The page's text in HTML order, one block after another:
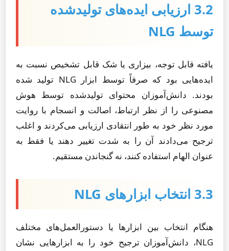
3.2 ارزیابی ایده‌های تولیدشده
توسط NLG
یافته قابل توجه، بیزاری یا شک قابل تشخیص نسبت به
ایده‌هایی بود که صرفاً توسط ابزار NLG تولید شده
بودند. دانش‌آموزان محتوای تولیدشده توسط هوش
مصنوعی را از نظر ارتباط، اصالت و انسجام با روایت
مورد نظر خود به طور انتقادی ارزیابی می‌کردند و اغلب
ترجیح می‌دادند آن را به شدت تغییر دهند یا فقط به
عنوان الهام استفاده کنند، نه گنجاندن مستقیم.
3.3 انتخاب ابزارهای NLG
هنگام انتخاب بین ابزارها یا دستورالعمل‌های مختلف
NLG، دانش‌آموزان ترجیح خود را به ابزارهایی نشان